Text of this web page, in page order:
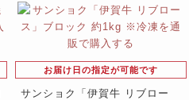
お届け日の指定が可能です
サンショク「伊賀牛 リブロー